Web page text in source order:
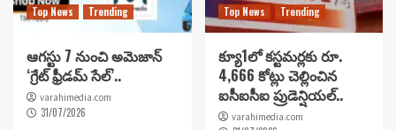
Top News
Trending
ఆగస్టు 7 నుంచి అమెజాన్
‘గ్రేట్ ఫ్రీడమ్ సేల్’..
varahimedia.com
31/07/2026
Top News
Trending
క్యూ1లో కస్టమర్లకు రూ.
4,666 కోట్లు చెల్లించిన
ఐసీఐసీఐ ప్రుడెన్షియల్..
varahimedia.com